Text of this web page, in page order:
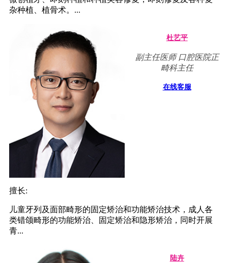
杂种植、植骨术。...
杜艺平
副主任医师 口腔医院正
畸科主任
在线客服
擅长:
儿童牙列及面部畸形的固定矫治和功能矫治技术，成人各
类错颌畸形的功能矫治、固定矫治和隐形矫治，同时开展
青...
陆卉